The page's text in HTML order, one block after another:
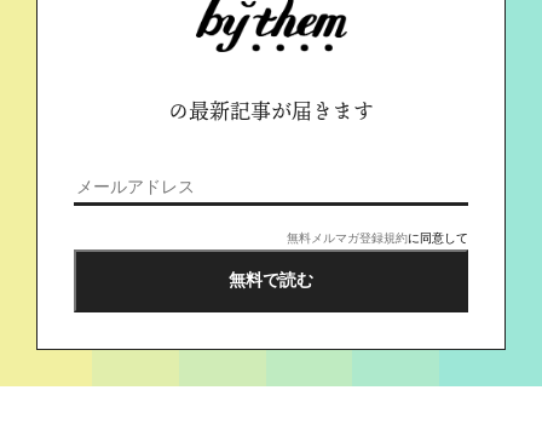
の最新記事が届きます
無料メルマガ登録規約に同意して